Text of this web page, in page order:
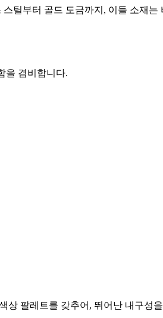
틸부터 골드 도금까지, 이들 소재
을 겸비합니다.
팔레트를 갖추어, 뛰어난 내구성